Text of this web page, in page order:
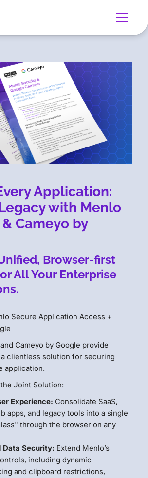
Application:
with Menlo
Cameyo by
Browser-first
All Your Enterprise
Secure Application Access +
Cameyo by Google provide
clientless solution for securing
application.
Joint Solution:
Experience: Consolidate SaaS,
apps, and legacy tools into a single
through the browser on any
Data Security: Extend Menlo’s
including dynamic
and clipboard restrictions,